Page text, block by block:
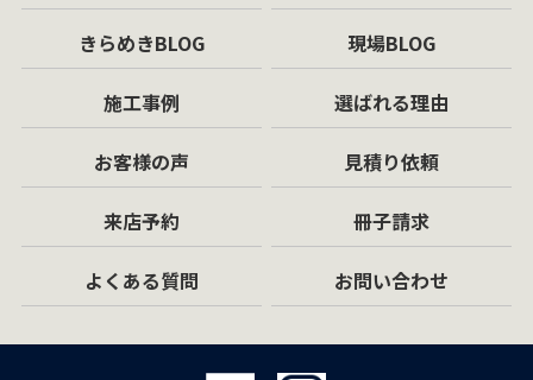
きらめきBLOG 現場BLOG
施工事例 選ばれる理由
お客様の声 見積り依頼
来店予約 冊子請求
よくある質問 お問い合わせ